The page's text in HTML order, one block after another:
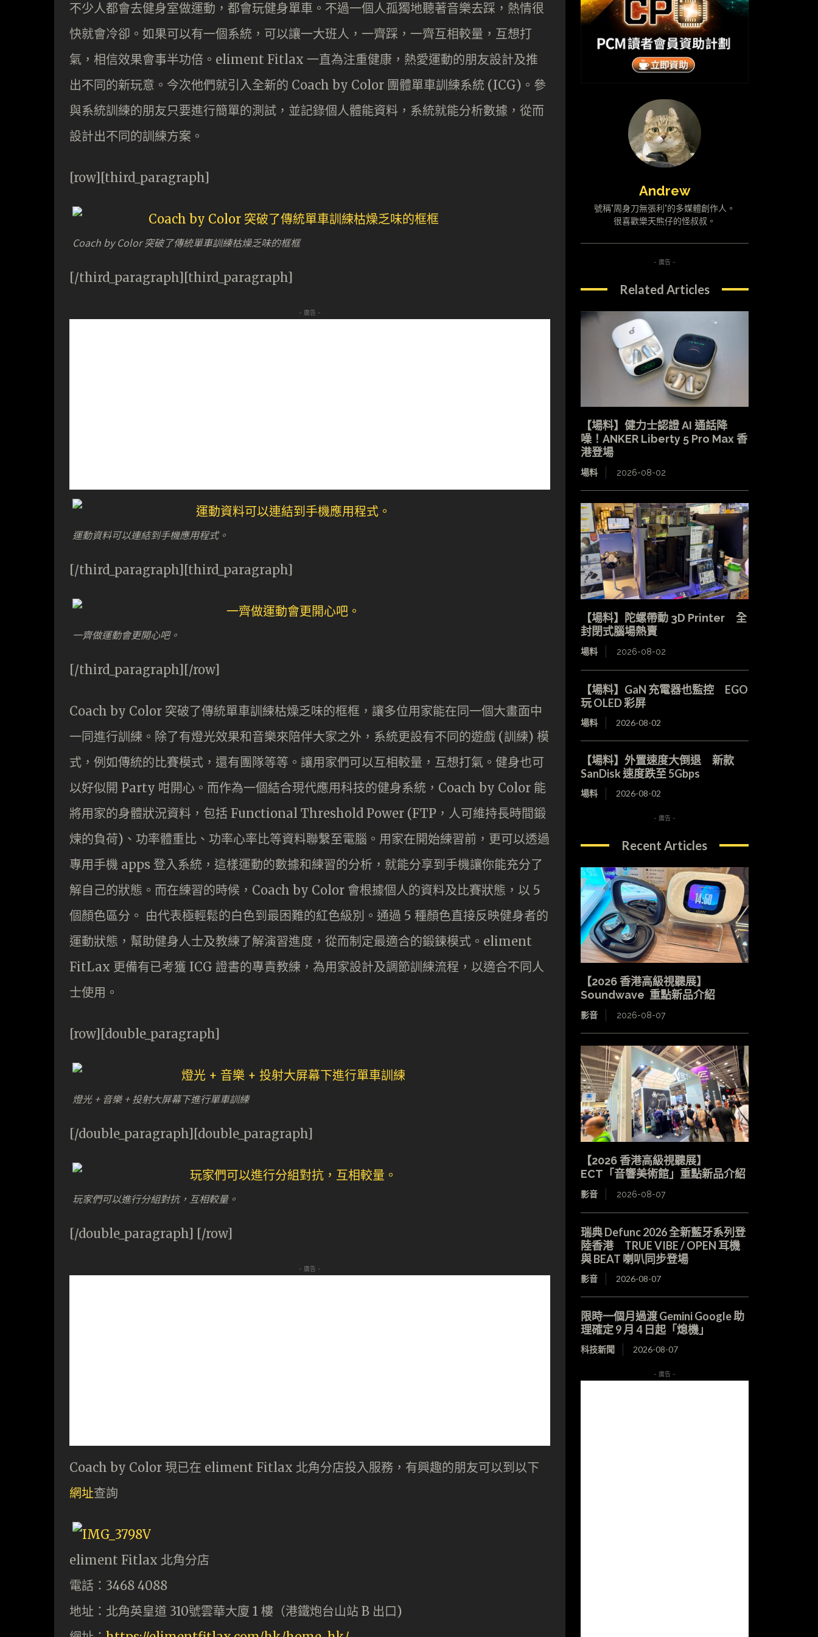
不少人都會去健身室做運動，都會玩健身單車。不過一個人孤獨地聽著音樂去踩，熱情很
快就會冷卻。如果可以有一個系統，可以讓一大班人，一齊踩，一齊互相較量，互想打
氣，相信效果會事半功倍。eliment Fitlax 一直為注重健康，熱愛運動的朋友設計及推
出不同的新玩意。今次他們就引入全新的 Coach by Color 團體單車訓練系統 (ICG)。參
與系統訓練的朋友只要進行簡單的測試，並記錄個人體能資料，系統就能分析數據，從而
設計出不同的訓練方案。
[row][third_paragraph]
Coach by Color 突破了傳統單車訓練枯燥乏味的框框
[/third_paragraph][third_paragraph]
- 廣告 -
運動資料可以連結到手機應用程式。
[/third_paragraph][third_paragraph]
一齊做運動會更開心吧。
[/third_paragraph][/row]
Coach by Color 突破了傳統單車訓練枯燥乏味的框框，讓多位用家能在同一個大畫面中
一同進行訓練。除了有燈光效果和音樂來陪伴大家之外，系統更設有不同的遊戲 (訓練) 模
式，例如傳統的比賽模式，還有團隊等等。讓用家們可以互相較量，互想打氣。健身也可
以好似開 Party 咁開心。而作為一個結合現代應用科技的健身系統，Coach by Color 能
將用家的身體狀況資料，包括 Functional Threshold Power (FTP，人可維持長時間鍛
煉的負荷)、功率體重比、功率心率比等資料聯繫至電腦。用家在開始練習前，更可以透過
專用手機 apps 登入系統，這樣運動的數據和練習的分析，就能分享到手機讓你能充分了
解自己的狀態。而在練習的時候，Coach by Color 會根據個人的資料及比賽狀態，以 5
個顏色區分。 由代表極輕鬆的白色到最困難的紅色級別。通過 5 種顏色直接反映健身者的
運動狀態，幫助健身人士及教練了解演習進度，從而制定最適合的鍛鍊模式。eliment
FitLax 更備有已考獲 ICG 證書的專責教練，為用家設計及調節訓練流程，以適合不同人
士使用。
[row][double_paragraph]
燈光 + 音樂 + 投射大屏幕下進行單車訓練
[/double_paragraph][double_paragraph]
玩家們可以進行分組對抗，互相較量。
[/double_paragraph] [/row]
- 廣告 -
Coach by Color 現已在 eliment Fitlax 北角分店投入服務，有興趣的朋友可以到以下
網址查詢
eliment Fitlax 北角分店
電話：3468 4088
地址：北角英皇道 310號雲華大廈 1 樓（港鐵炮台山站 B 出口)
Andrew
號稱"周身刀無張利"的多媒體創作人。
很喜歡樂天熊仔的怪叔叔。
- 廣告 -
Related Articles
【場料】健力士認證 AI 通話降
噪！ANKER Liberty 5 Pro Max 香
港登場
場料 2026-08-02
【場料】陀螺帶動 3D Printer 全
封閉式腦場熱賣
場料 2026-08-02
【場料】GaN 充電器也監控 EGO
玩 OLED 彩屏
場料 2026-08-02
【場料】外置速度大倒退 新款
SanDisk 速度跌至 5Gbps
場料 2026-08-02
- 廣告 -
Recent Articles
【2026 香港高級視聽展】
Soundwave 重點新品介紹
影音 2026-08-07
【2026 香港高級視聽展】
ECT「音響美術館」重點新品介紹
影音 2026-08-07
瑞典 Defunc 2026 全新藍牙系列登
陸香港 TRUE VIBE / OPEN 耳機
與 BEAT 喇叭同步登場
影音 2026-08-07
限時一個月過渡 Gemini Google 助
理確定 9 月 4 日起「熄機」
科技新聞 2026-08-07
- 廣告 -